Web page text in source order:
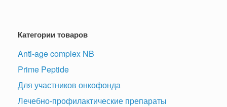
Категории товаров
Anti-age complex NB
Prime Peptide
Для участников онкофонда
Лечебно-профилактические препараты